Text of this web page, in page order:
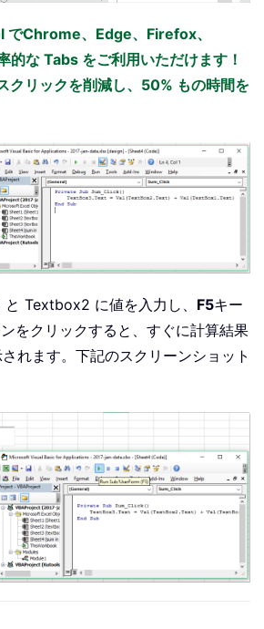
でChrome、Edge、Firefox、
的な Tabs をご利用いただけます！
クリックを削減し、50% もの時間を
Textbox2 に値を入力し、 F5キー
をクリックすると、すぐに計算結果
れます。下記のスクリーンショット